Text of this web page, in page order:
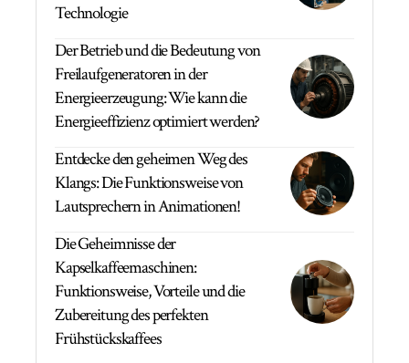
Technologie
Der Betrieb und die Bedeutung von
Freilaufgeneratoren in der
Energieerzeugung: Wie kann die
Energieeffizienz optimiert werden?
Entdecke den geheimen Weg des
Klangs: Die Funktionsweise von
Lautsprechern in Animationen!
Die Geheimnisse der
Kapselkaffeemaschinen:
Funktionsweise, Vorteile und die
Zubereitung des perfekten
Frühstückskaffees